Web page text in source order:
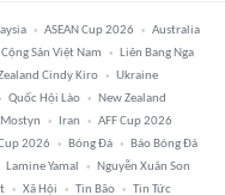
ASEAN Cup 2026
Australia
Sản Việt Nam
Liên Bang Nga
Cindy Kiro
Ukraine
Quốc Hội Lào
New Zealand
Iran
AFF Cup 2026
2026 Bóng Đá
Báo Bóng Đá
Lamine Yamal
Nguyễn Xuân Son
Xã Hội Tin Bão Tin Tức